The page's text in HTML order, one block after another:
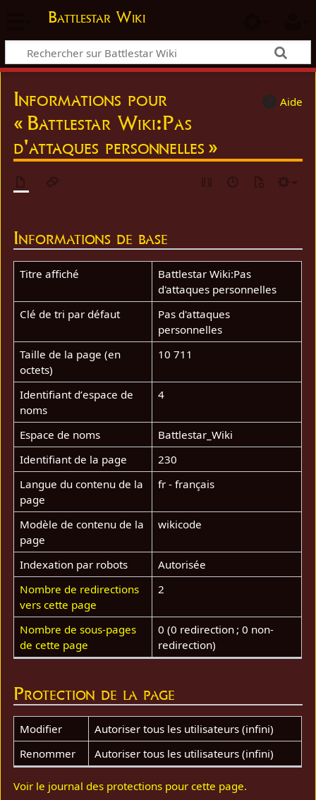
Battlestar Wiki
Aide
Informations pour
« Battlestar Wiki:Pas
d'attaques personnelles »
Informations de base
Titre affiché
Battlestar Wiki:Pas
d'attaques personnelles
Clé de tri par défaut
Pas d'attaques
personnelles
Taille de la page (en
octets)
10 711
Identifiant dʼespace de
noms
4
Espace de noms
Battlestar_Wiki
Identifiant de la page
230
Langue du contenu de la
page
fr - français
Modèle de contenu de la
page
wikicode
Indexation par robots
Autorisée
Nombre de redirections
vers cette page
2
Nombre de sous-pages
de cette page
0 (0 redirection ; 0 non-
redirection)
Protection de la page
Modifier
Autoriser tous les utilisateurs (infini)
Renommer
Autoriser tous les utilisateurs (infini)
Voir le journal des protections pour cette page.